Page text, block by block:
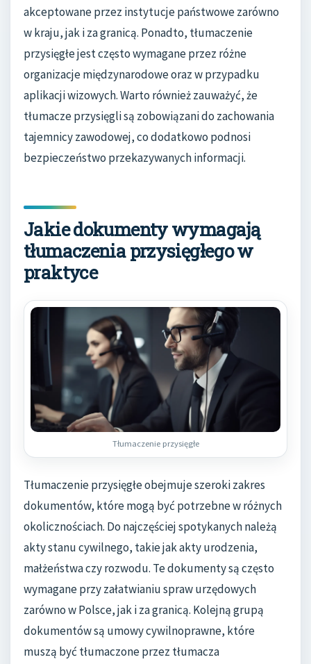
akceptowane przez instytucje państwowe zarówno
w kraju, jak i za granicą. Ponadto, tłumaczenie
przysięgłe jest często wymagane przez różne
organizacje międzynarodowe oraz w przypadku
aplikacji wizowych. Warto również zauważyć, że
tłumacze przysięgli są zobowiązani do zachowania
tajemnicy zawodowej, co dodatkowo podnosi
bezpieczeństwo przekazywanych informacji.
Jakie dokumenty wymagają
tłumaczenia przysięgłego w
praktyce
Tłumaczenie przysięgłe
Tłumaczenie przysięgłe obejmuje szeroki zakres
dokumentów, które mogą być potrzebne w różnych
okolicznościach. Do najczęściej spotykanych należą
akty stanu cywilnego, takie jak akty urodzenia,
małżeństwa czy rozwodu. Te dokumenty są często
wymagane przy załatwianiu spraw urzędowych
zarówno w Polsce, jak i za granicą. Kolejną grupą
dokumentów są umowy cywilnoprawne, które
muszą być tłumaczone przez tłumacza